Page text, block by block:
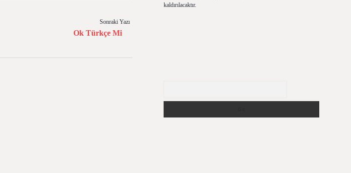
Sonraki Yazı
Ok Türkçe Mi
kaldırılacaktır.